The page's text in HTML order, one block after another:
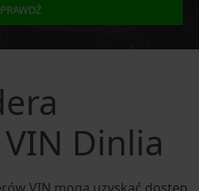
Dinlia
VIN mogą uzyskać dostęp